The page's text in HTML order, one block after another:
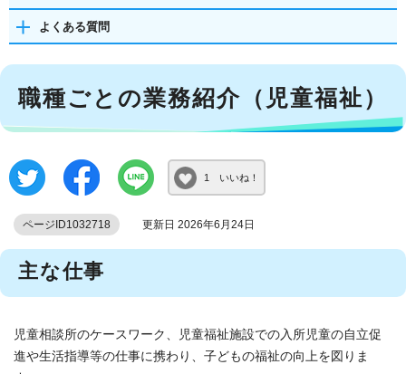
よくある質問
職種ごとの業務紹介（児童福祉）
1 いいね！
ページID1032718 更新日 2026年6月24日
主な仕事
児童相談所のケースワーク、児童福祉施設での入所児童の自立促
進や生活指導等の仕事に携わり、子どもの福祉の向上を図りま